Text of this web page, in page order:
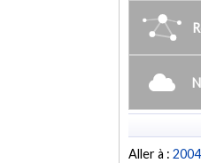
Aller à :2004